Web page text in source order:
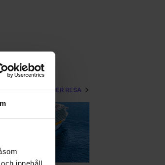
innehåll,
VISA MER RESA